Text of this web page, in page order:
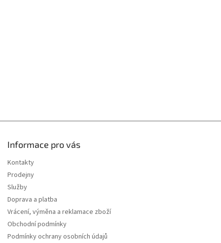
Informace pro vás
Kontakty
Prodejny
Služby
Doprava a platba
Vrácení, výměna a reklamace zboží
Obchodní podmínky
Podmínky ochrany osobních údajů